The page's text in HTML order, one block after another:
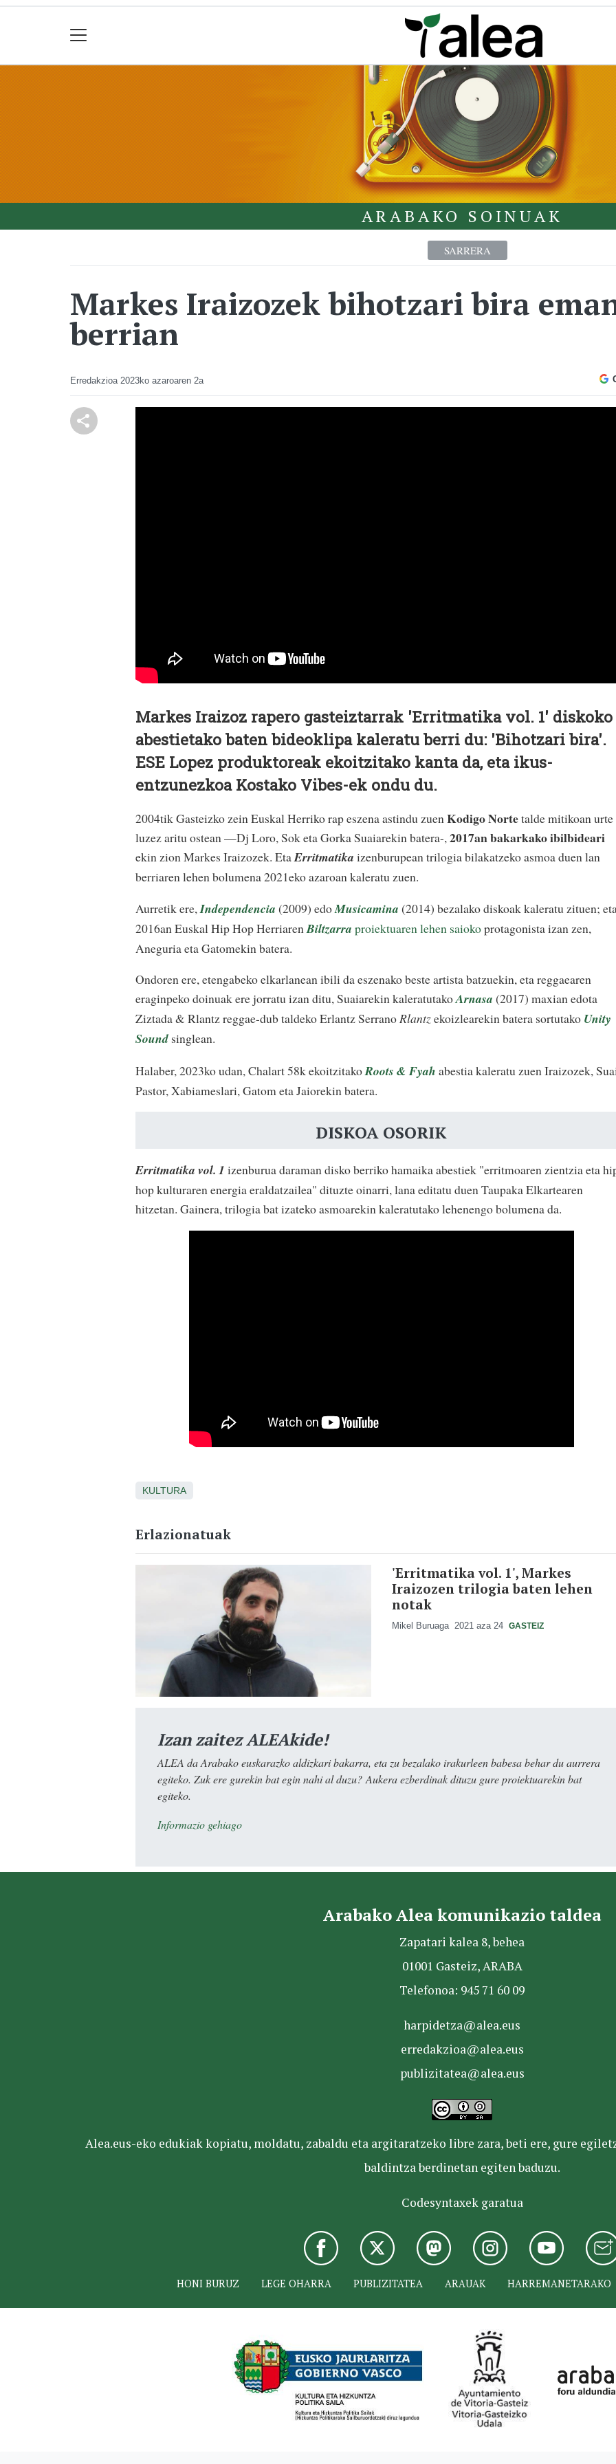
ARABAKO SOINUAK
SARRERA
Markes Iraizozek bihotzari bira
berrian
Erredakzioa 2023ko azaroaren 2a
Markes Iraizoz rapero gasteiztarrak 'Erritmatika vol. 1' diskoko
abestietako baten bideoklipa kaleratu berri du: 'Bihotzari bira'.
ESE Lopez produktoreak ekoitzitako kanta da, eta ikus-
entzunezkoa Kostako Vibes-ek ondu du.
2004tik Gasteizko zein Euskal Herriko rap eszena astindu zuenKodigo Nortetalde mitikoan urte
luzez aritu ostean —Dj Loro, Sok eta Gorka Suaiarekin batera-,2017an bakarkako ibilbideari
ekin zion Markes Iraizozek. EtaErritmatika izenburupean trilogia bilakatzeko asmoa duen lan
berriaren lehen bolumena 2021eko azaroan kaleratu zuen.
Aurretik ere, Independencia (2009) edoMusicamina (2014) bezalako diskoak kaleratu zituen;
2016an Euskal Hip Hop Herriaren Biltzarra proiektuaren lehen saiokoprotagonista izan zen,
Aneguria eta Gatomekin batera.
Ondoren ere, etengabeko elkarlanean ibili da eszenako beste artista batzuekin, eta reggaearen
eraginpeko doinuak ere jorratu izan ditu, Suaiarekin kaleratutakoArnasa (2017) maxian edota
Ziztada & Rlantz reggae-dub taldeko Erlantz SerranoRlantzekoizlearekin batera sortutako Unity
Sound singlean.
Halaber, 2023ko udan, Chalart 58k ekoitzitakoRoots & Fyah abestia kaleratu zuen Iraizozek,
Pastor, Xabiameslari, Gatom eta Jaiorekin batera.
DISKOA OSORIK
Erritmatika vol. 1 izenburua daraman disko berriko hamaika abestiek "erritmoaren zientzia eta
hop kulturaren energia eraldatzailea" dituzte oinarri, lana editatu duen Taupaka Elkartearen
hitzetan. Gainera, trilogia bat izateko asmoarekin kaleratutako lehenengo bolumena da.
KULTURA
Erlazionatuak
'Erritmatika vol. 1', Markes
Iraizozen trilogia baten lehen
notak
Mikel Buruaga 2021 aza 24 GASTEIZ
Izan zaitez ALEAkide!
ALEA da Arabako euskarazko aldizkari bakarra, eta zu bezalako irakurleen babesa behar du aurrera
egiteko. Zuk ere gurekin bat egin nahi al duzu? Aukera ezberdinak dituzu gure proiektuarekin bat
egiteko.
Informazio gehiago
Arabako Alea komunikazio taldea
Zapatari kalea 8, behea
01001 Gasteiz, ARABA
Telefonoa: 945 71 60 09
harpidetza@alea.eus
erredakzioa@alea.eus
publizitatea@alea.eus
Alea.eus-eko edukiak kopiatu, moldatu, zabaldu eta argitaratzeko libre zara, beti ere, gure
baldintza berdinetan egiten baduzu.
Codesyntaxek garatua
HONI BURUZ LEGE OHARRA PUBLIZITATEA ARAUAK HARREMANETARAKO